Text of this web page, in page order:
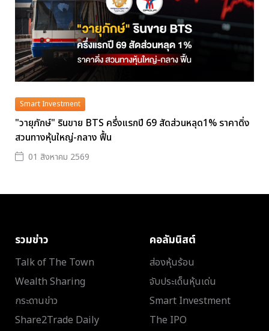
Smart Investment
"วายุภักษ์" รินขาย BTS ครึ่งแรกปี 69 สัดส่วนหลุด1% ราคาดิ่ง
สวนทางหุ้นใหญ่-กลาง ฟื้น
01 สิงหาคม 2569
รวมข่าว
Talk of The Town
Wealth Sharing
กระดานข่าว
Share2Trade Daily
คอลัมนิสต์
ส่องหุ้นร้อน
จับประเด็นหุ้นเด่น
Smart Investment
The IPO